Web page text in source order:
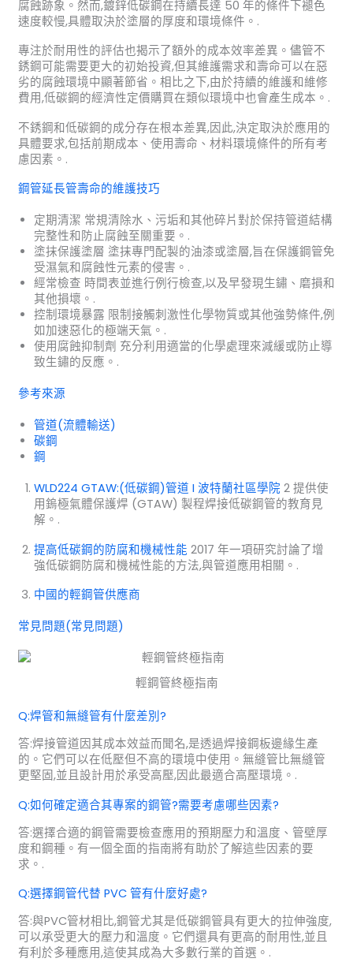
腐蝕跡象。然而,鍍鋅低碳鋼在持續長達 50 年的條件下褪色
速度較慢,具體取決於塗層的厚度和環境條件。.
專注於耐用性的評估也揭示了額外的成本效率差異。儘管不
銹鋼可能需要更大的初始投資,但其維護需求和壽命可以在惡
劣的腐蝕環境中顯著節省。相比之下,由於持續的維護和維修
費用,低碳鋼的經濟性定價購買在類似環境中也會產生成本。.
不銹鋼和低碳鋼的成分存在根本差異,因此,決定取決於應用的
具體要求,包括前期成本、使用壽命、材料環境條件的所有考
慮因素。.
鋼管延長管壽命的維護技巧
定期清潔 常規清除水、污垢和其他碎片對於保持管道結構
完整性和防止腐蝕至關重要。.
塗抹保護塗層 塗抹專門配製的油漆或塗層,旨在保護鋼管免
受濕氣和腐蝕性元素的侵害。.
經常檢查 時間表並進行例行檢查,以及早發現生鏽、磨損和
其他損壞。.
控制環境暴露 限制接觸刺激性化學物質或其他強勢條件,例
如加速惡化的極端天氣。.
使用腐蝕抑制劑 充分利用適當的化學處理來減緩或防止導
致生鏽的反應。.
參考來源
管道(流體輸送)
碳鋼
鋼
WLD224 GTAW:(低碳鋼)管道 I 波特蘭社區學院 2 提供使
用鎢極氣體保護焊 (GTAW) 製程焊接低碳鋼管的教育見
解。.
提高低碳鋼的防腐和機械性能 2017 年一項研究討論了增
強低碳鋼防腐和機械性能的方法,與管道應用相關。.
中國的輕鋼管供應商
常見問題(常見問題)
輕鋼管終極指南
Q:焊管和無縫管有什麼差別?
答:焊接管道因其成本效益而聞名,是透過焊接鋼板邊緣生產
的。它們可以在低壓但不高的環境中使用。無縫管比無縫管
更堅固,並且設計用於承受高壓,因此最適合高壓環境。.
Q:如何確定適合其專案的鋼管?需要考慮哪些因素?
答:選擇合適的鋼管需要檢查應用的預期壓力和溫度、管壁厚
度和鋼種。有一個全面的指南將有助於了解這些因素的要
求。.
Q:選擇鋼管代替 PVC 管有什麼好處?
答:與PVC管材相比,鋼管尤其是低碳鋼管具有更大的拉伸強度,
可以承受更大的壓力和溫度。它們還具有更高的耐用性,並且
有利於多種應用,這使其成為大多數行業的首選。.